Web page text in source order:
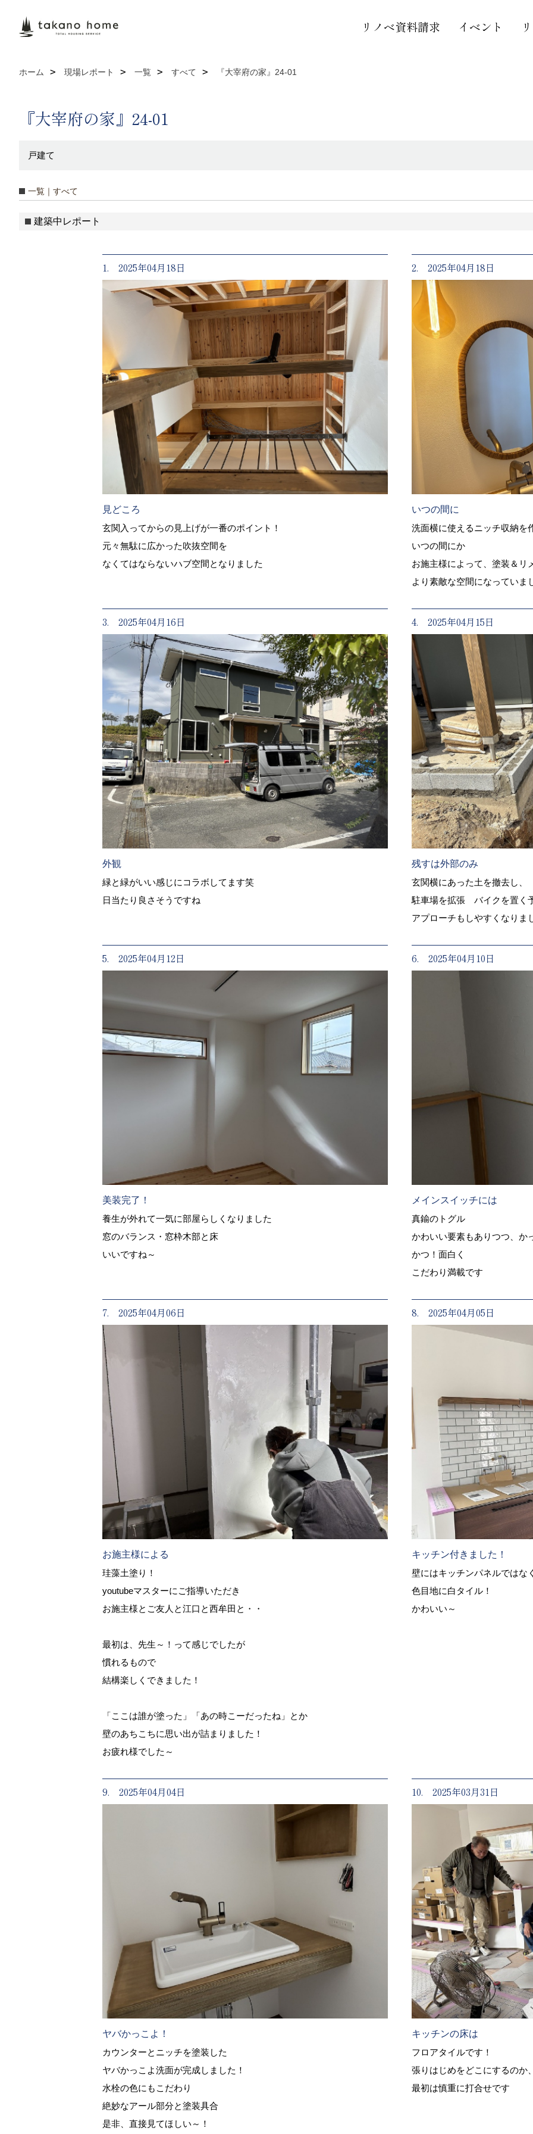
リノベ資料請求 イベント
ホーム 現場レポート 一覧 すべて 『大宰府の家』24-01
『大宰府の家』24-01
戸建て
一覧｜すべて
建築中レポート
1. 2025年04月18日
見どころ
玄関入ってからの見上げが一番のポイント！
元々無駄に広かった吹抜空間を
なくてはならないハブ空間となりました
2. 2025年04月18日
いつの間に
洗面横に使えるニッチ収納を
いつの間にか
お施主様によって、塗装＆リ
より素敵な空間になっていま
3. 2025年04月16日
外観
緑と緑がいい感じにコラボしてます笑
日当たり良さそうですね
4. 2025年04月15日
残すは外部のみ
玄関横にあった土を撤去し、
駐車場を拡張 バイクを置く
アプローチもしやすくなりま
5. 2025年04月12日
美装完了！
養生が外れて一気に部屋らしくなりました
窓のバランス・窓枠木部と床
いいですね～
6. 2025年04月10日
メインスイッチには
真鍮のトグル
かわいい要素もありつつ、か
かつ！面白く
こだわり満載です
7. 2025年04月06日
お施主様による
珪藻土塗り！
youtubeマスターにご指導いただき
お施主様とご友人と江口と西牟田と・・
最初は、先生～！って感じでしたが
慣れるもので
結構楽しくできました！
「ここは誰が塗った」「あの時こーだったね」とか
壁のあちこちに思い出が詰まりました！
お疲れ様でした～
8. 2025年04月05日
キッチン付きました！
壁にはキッチンパネルではな
色目地に白タイル！
かわいい～
9. 2025年04月04日
ヤバかっこよ！
カウンターとニッチを塗装した
ヤバかっこよ洗面が完成しました！
水栓の色にもこだわり
絶妙なアール部分と塗装具合
是非、直接見てほしい～！
10. 2025年03月31日
キッチンの床は
フロアタイルです！
張りはじめをどこにするのか
最初は慎重に打合せです